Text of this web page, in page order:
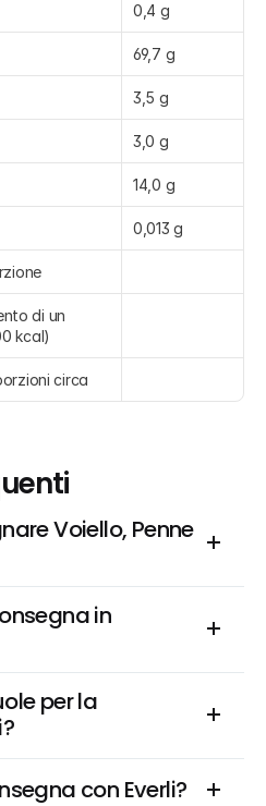
0,4 g
69,7 g
3,5 g
3,0 g
14,0 g
0,013 g
di un
kcal)
circa
Voiello, Penne
in
per la
con Everli?